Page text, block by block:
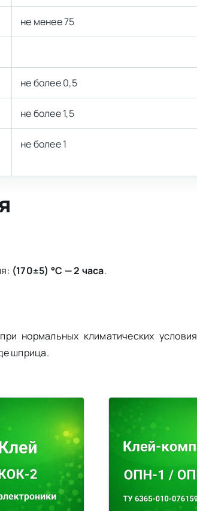
не менее 75
не более 0,5
не более 1,5
не более 1
(170±5) °С — 2 часа.
нормальных климатических
шприца.